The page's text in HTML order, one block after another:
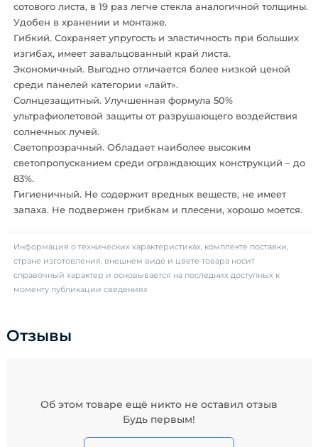
сотового листа, в 19 раз легче стекла аналогичной толщины.
Удобен в хранении и монтаже.
Гибкий. Сохраняет упругость и эластичность при больших
изгибах, имеет завальцованный край листа.
Экономичный. Выгодно отличается более низкой ценой
среди панелей категории «лайт».
Солнцезащитный. Улучшенная формула 50%
ультрафиолетовой защиты от разрушающего воздействия
солнечных лучей.
Светопрозрачный. Обладает наиболее высоким
светопропусканием среди ограждающих конструкций – до
83%.
Гигиеничный. Не содержит вредных веществ, не имеет
запаха. Не подвержен грибкам и плесени, хорошо моется.
Информация о технических характеристиках, комплекте поставки,
стране изготовления, внешнем виде и цвете товара носит
справочный характер и основывается на последних доступных к
моменту публикации сведениях
Отзывы
Об этом товаре ещё никто не оставил отзыв
Будь первым!